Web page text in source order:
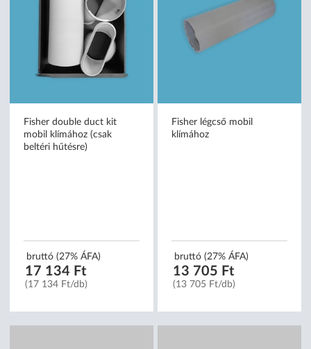
Fisher double duct kit
mobil klímához (csak
beltéri hűtésre)
bruttó (27% ÁFA)
17 134 Ft
(17 134 Ft/db)
Fisher légcső mobil
klímához
bruttó (27% ÁFA)
13 705 Ft
(13 705 Ft/db)